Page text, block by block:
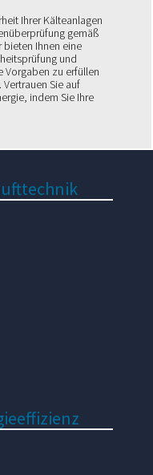
Ihrer Kälteanlagen
gemäß
Ihnen eine
und
Vorgaben zu erfüllen
Sie auf
indem Sie Ihre